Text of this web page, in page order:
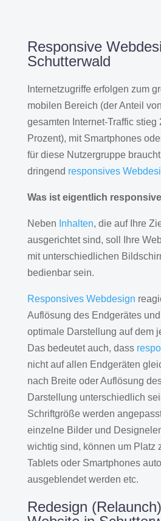
Responsive
Schutterwald
Internetzugriffe erfolgen zum
mobilen Bereich (der Anteil
gesamten Internet-Traffic stieg
Prozent), mit Smartphones
für diese Nutzergruppe
dringend responsives
Was ist eigentlich
Neben Inhalten, die auf Ihre
ausgerichtet sind, soll Ihre
mit unterschiedlichen
bedienbar sein.
Responsives Webdesign
Auflösung des Endgerätes
optimale Darstellung auf dem
Das bedeutet auch, dass
nicht auf allen Endgeräten
nach Breite oder Auflösung
Darstellung unterschiedlich
Schriftgröße werden
einzelne Bilder und
wichtig sind, können um Platz
Tablets oder Smartphones
ausgeblendet werden etc.
Redesign